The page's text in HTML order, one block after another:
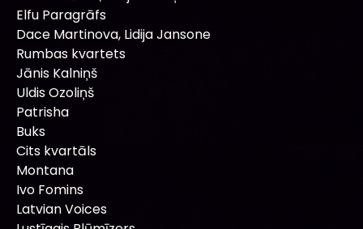
Elfu Paragrāfs
Dace Martinova, Lidija Jansone
Rumbas kvartets
Jānis Kalniņš
Uldis Ozoliņš
Patrisha
Buks
Cits kvartāls
Montana
Ivo Fomins
Latvian Voices